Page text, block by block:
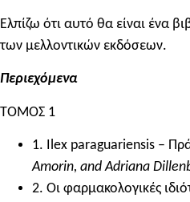
Ελπίζω ότι αυτό θα είναι ένα
των μελλοντικών εκδόσεων.
Περιεχόμενα
ΤΟΜΟΣ 1
1. Ilex paraguariensis –
Amorin, and Adriana
2. Οι φαρμακολογικές